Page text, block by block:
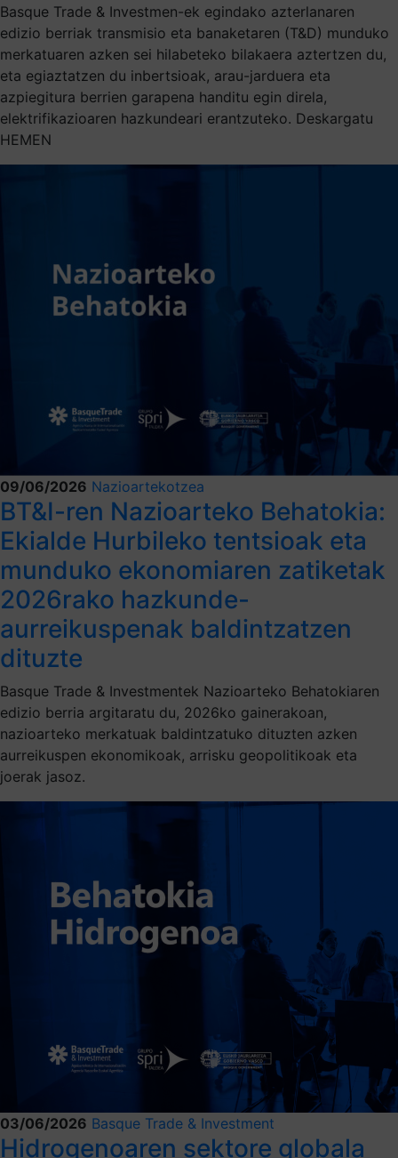
Basque Trade & Investmen-ek egindako azterlanaren
edizio berriak transmisio eta banaketaren (T&D) munduko
merkatuaren azken sei hilabeteko bilakaera aztertzen du,
eta egiaztatzen du inbertsioak, arau-jarduera eta
azpiegitura berrien garapena handitu egin direla,
elektrifikazioaren hazkundeari erantzuteko. Deskargatu
HEMEN
09/06/2026 Nazioartekotzea
BT&I-ren Nazioarteko Behatokia:
Ekialde Hurbileko tentsioak eta
munduko ekonomiaren zatiketak
2026rako hazkunde-
aurreikuspenak baldintzatzen
dituzte
Basque Trade & Investmentek Nazioarteko Behatokiaren
edizio berria argitaratu du, 2026ko gainerakoan,
nazioarteko merkatuak baldintzatuko dituzten azken
aurreikuspen ekonomikoak, arrisku geopolitikoak eta
joerak jasoz.
03/06/2026 Basque Trade & Investment
Hidrogenoaren sektore globala